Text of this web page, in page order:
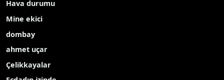
TBMM Başkanı Numan Kurtulmuş, Finlandiya’nın